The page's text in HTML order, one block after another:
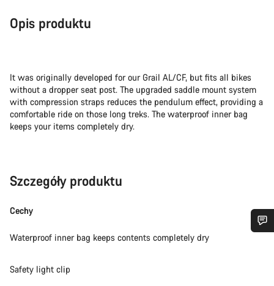
Opis produktu
It was originally developed for our Grail AL/CF, but fits all bikes
without a dropper seat post. The upgraded saddle mount system
with compression straps reduces the pendulum effect, providing a
comfortable ride on those long treks. The waterproof inner bag
keeps your items completely dry.
Szczegóły produktu
Cechy
Waterproof inner bag keeps contents completely dry
Safety light clip
Potrzebujesz pomocy?
Nasi eksperci obsługi klienta czekają na Twoje pytania.